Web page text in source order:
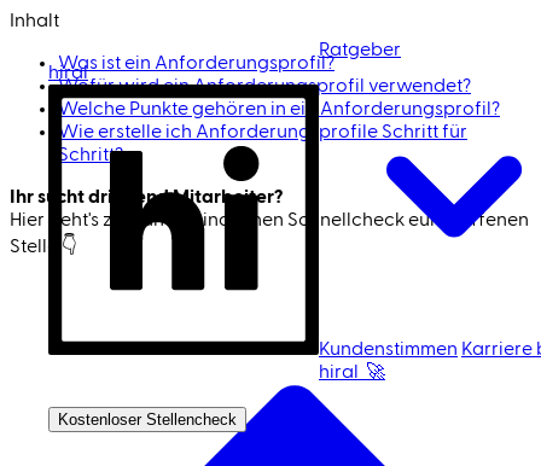
hiral
Ratgeber
Kundenstimmen Karriere
hiral 🚀
Kostenloser Stellencheck
Inhalt
Was ist ein Anforderungsprofil?
Wofür wird ein Anforderungsprofil verwendet?
Welche Punkte gehören in ein Anforderungsprofil?
Wie erstelle ich Anforderungsprofile Schritt für
Schritt?
Ihr sucht dringend Mitarbeiter?
Hier geht's zum unverbindlichen Schnell­check eurer offenen
Stelle 👇